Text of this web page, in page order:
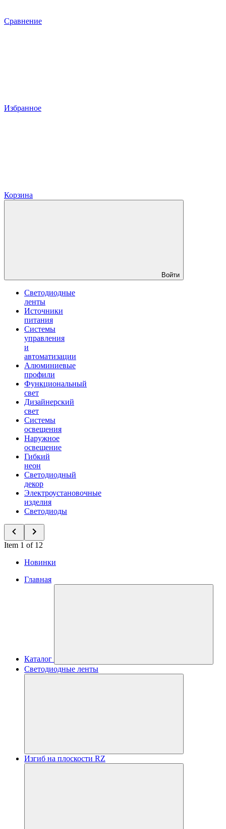
Сравнение
Избранное
Корзина
Войти
Светодиодные
ленты
Источники
питания
Системы
управления
и
автоматизации
Алюминиевые
профили
Функциональный
свет
Дизайнерский
свет
Системы
освещения
Наружное
освещение
Гибкий
неон
Светодиодный
декор
Электроустановочные
изделия
Светодиоды
Item 1 of 12
Новинки
Главная
Каталог
Светодиодные ленты
Изгиб на плоскости RZ